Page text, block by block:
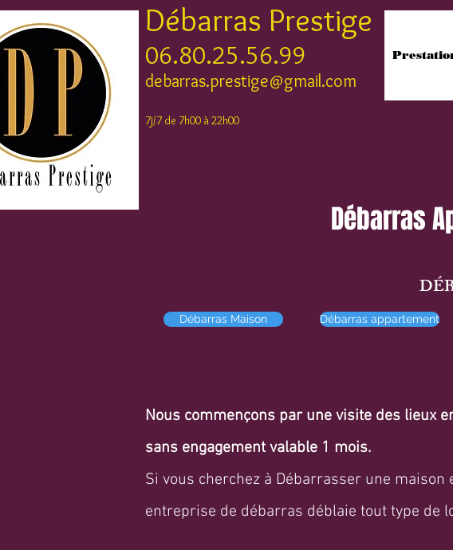
Débarras Prestige
06.80.25.56.99
debarras.prestige@gmail.com
7j/7 de 7h00 à 22h00
Débarras
DÉBARRAS
Nous commençons par une visite des lieux
sans engagement valable 1 mois.
Si vous cherchez à Débarrasser une
entreprise de débarras déblaie tout type de
Débarras Maison Débarras appartement